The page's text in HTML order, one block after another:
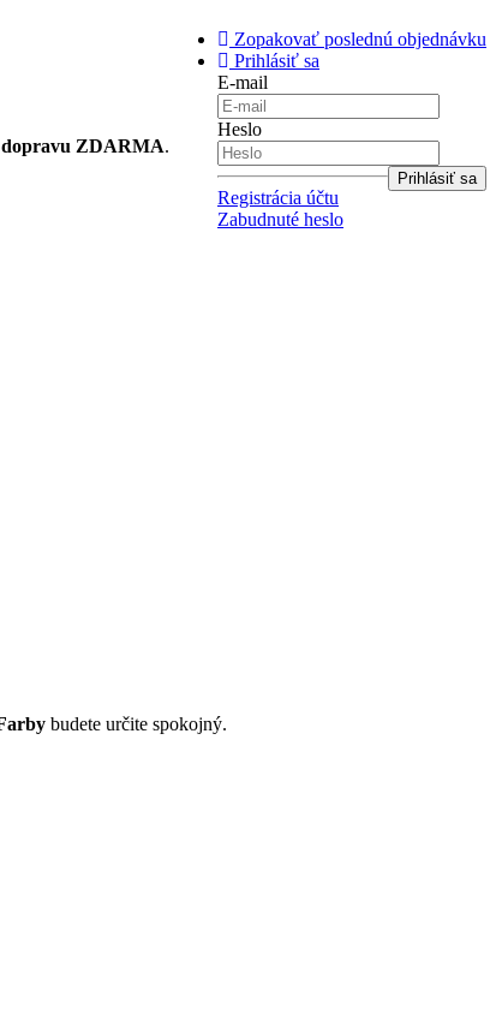
Zopakovať poslednú objednávku
Prihlásiť sa
E-mail
Heslo
Registrácia účtu
Zabudnuté heslo
dopravu ZDARMA.
budete určite spokojný.